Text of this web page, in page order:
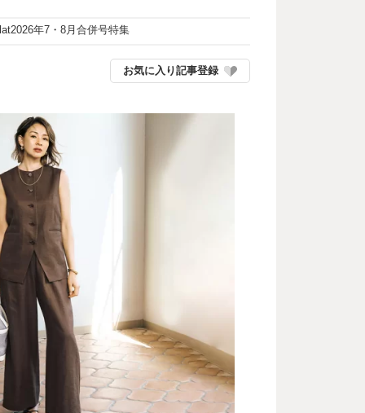
年7・8月合併号特集
お気に入り記事登録